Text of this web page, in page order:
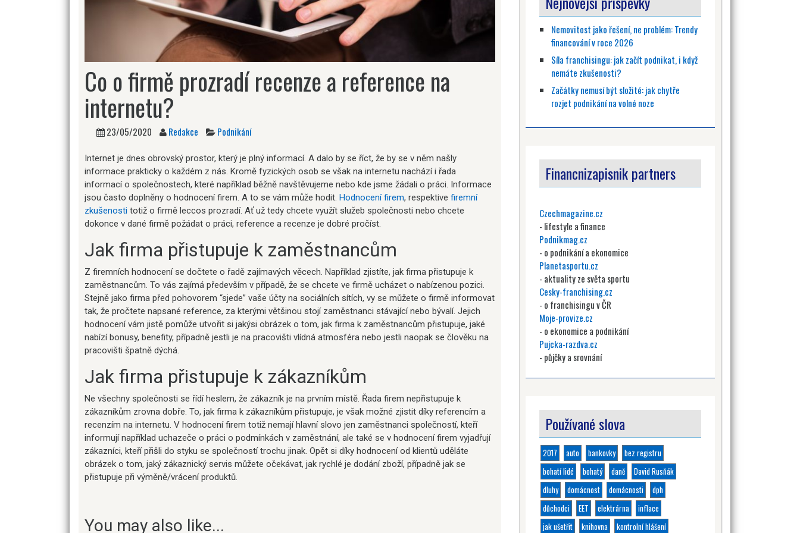
Co o firmě prozradí recenze a reference na
internetu?
23/05/2020 Redakce Podnikání
Internet je dnes obrovský prostor, který je plný informací. A dalo by se říct, že by se v něm našly
informace prakticky o každém z nás. Kromě fyzických osob se však na internetu nachází i řada
informací o společnostech, které například běžně navštěvujeme nebo kde jsme žádali o práci. Informace
jsou často doplněny o hodnocení firem. A to se vám může hodit. Hodnocení firem, respektive firemní
zkušenosti totiž o firmě leccos prozradí. Ať už tedy chcete využít služeb společnosti nebo chcete
dokonce v dané firmě požádat o práci, reference a recenze je dobré pročíst.
Jak firma přistupuje k zaměstnancům
Z firemních hodnocení se dočtete o řadě zajímavých věcech. Například zjistíte, jak firma přistupuje k
zaměstnancům. To vás zajímá především v případě, že se chcete ve firmě ucházet o nabízenou pozici.
Stejně jako firma před pohovorem “sjede” vaše účty na sociálních sítích, vy se můžete o firmě informovat
tak, že pročtete napsané reference, za kterými většinou stojí zaměstnanci stávající nebo bývalí. Jejich
hodnocení vám jistě pomůže utvořit si jakýsi obrázek o tom, jak firma k zaměstnancům přistupuje, jaké
nabízí bonusy, benefity, případně jestli je na pracovišti vlídná atmosféra nebo jestli naopak se člověku na
pracovišti špatně dýchá.
Jak firma přistupuje k zákazníkům
Ne všechny společnosti se řídí heslem, že zákazník je na prvním místě. Řada firem nepřistupuje k
zákazníkům zrovna dobře. To, jak firma k zákazníkům přistupuje, je však možné zjistit díky referencím a
recenzím na internetu. V hodnocení firem totiž nemají hlavní slovo jen zaměstnanci společností, kteří
informují například uchazeče o práci o podmínkách v zaměstnání, ale také se v hodnocení firem vyjadřují
zákazníci, kteří přišli do styku se společností trochu jinak. Opět si díky hodnocení od klientů uděláte
obrázek o tom, jaký zákaznický servis můžete očekávat, jak rychlé je dodání zboží, případně jak se
přistupuje při výměně/vrácení produktů.
You may also like...
Nemovitost jako řešení, ne problém: Trendy
financování v roce 2026
Síla franchisingu: jak začít podnikat, i když
nemáte zkušenosti?
Začátky nemusí být složité: jak chytře
rozjet podnikání na volné noze
Financnizapisnik partners
Czechmagazine.cz
- lifestyle a finance
Podnikmag.cz
- o podnikání a ekonomice
Planetasportu.cz
- aktuality ze světa sportu
Cesky-franchising.cz
- o franchisingu v ČR
Moje-provize.cz
- o ekonomice a podnikání
Pujcka-razdva.cz
- půjčky a srovnání
Používané slova
2017 auto bankovky
bez registru
bohatí lidé
bohatý daně
David Rusňák
dluhy
domácnost domácnosti
dph
důchodci
EET elektrárna
inflace
jak ušetřit
knihovna kontrolní hlášení